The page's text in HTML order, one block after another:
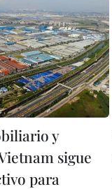
y
sigue
para